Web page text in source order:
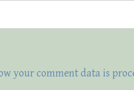
your comment data is